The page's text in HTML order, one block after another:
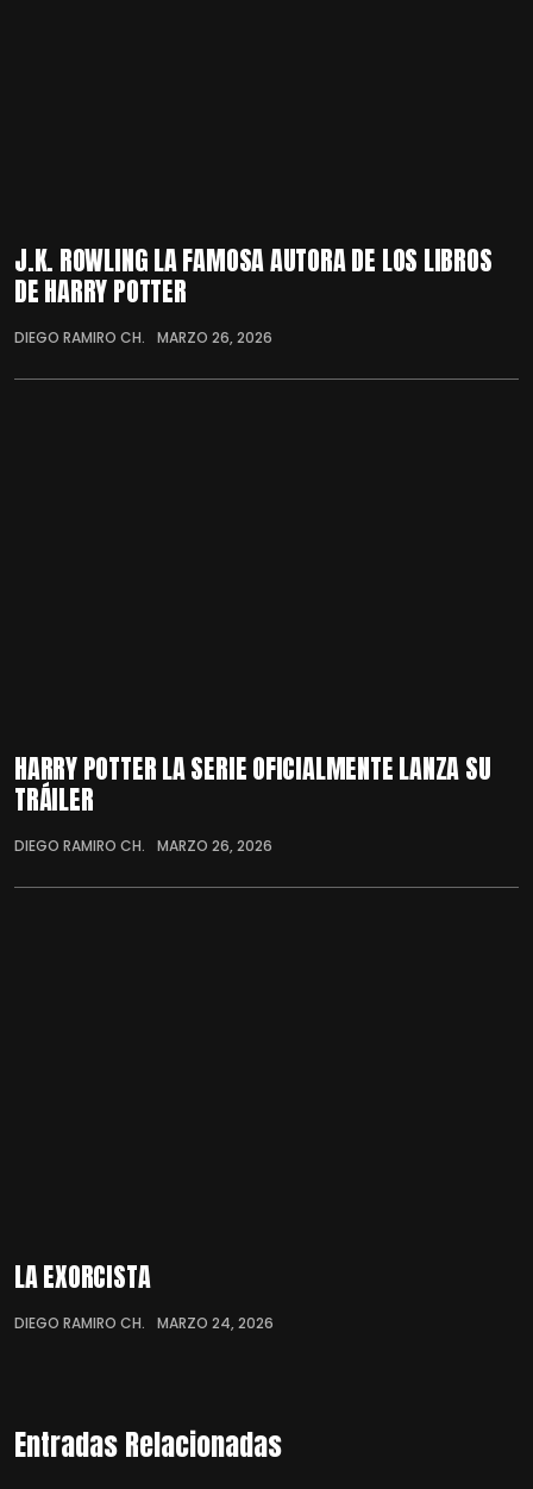
J.K. ROWLING LA FAMOSA AUTORA DE LOS LIBROS
DE HARRY POTTER
DIEGO RAMIRO CH. MARZO 26, 2026
HARRY POTTER LA SERIE OFICIALMENTE LANZA SU
TRÁILER
DIEGO RAMIRO CH. MARZO 26, 2026
LA EXORCISTA
DIEGO RAMIRO CH. MARZO 24, 2026
Entradas Relacionadas